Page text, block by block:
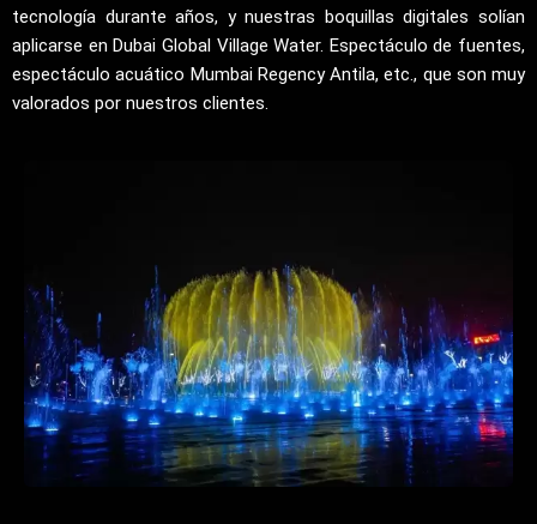
tecnología durante años, y nuestras boquillas digitales solían
aplicarse en Dubai Global Village Water. Espectáculo de fuentes,
espectáculo acuático Mumbai Regency Antila, etc., que son muy
valorados por nuestros clientes.